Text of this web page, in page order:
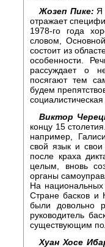
Жозеп Пике: Я
отражает
1978-го года
словом,
состоит из
особенности.
рассуждает о
посягают тем
будем
Виктор
концу 15
например,
свой язык и свои
после краха
целым, вновь
органы
На
Стране басков и
были довольно
руководитель
существующим
Хуан Хосе